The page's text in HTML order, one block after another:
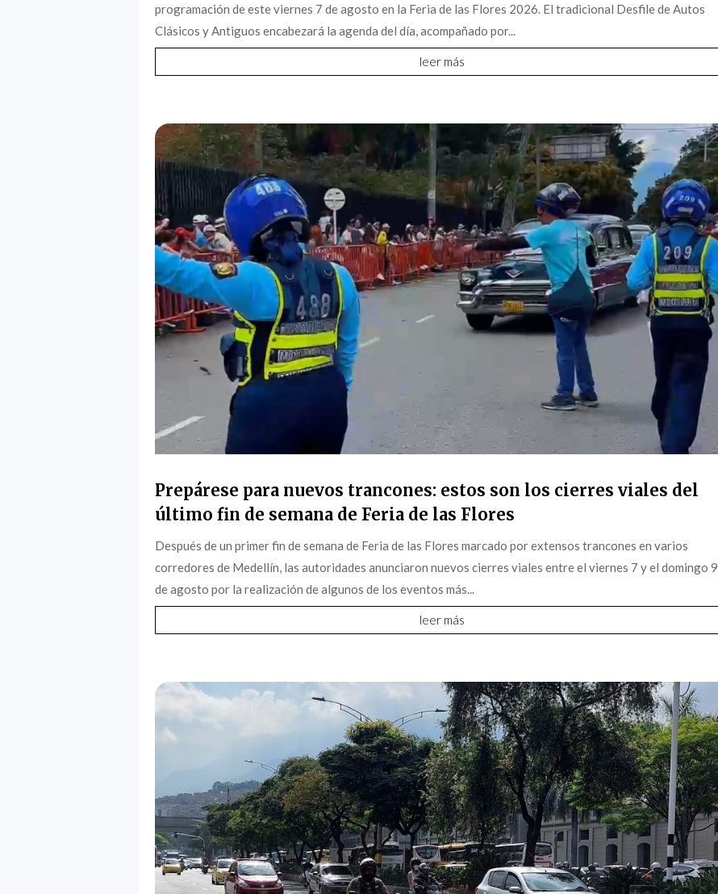
programación de este viernes 7 de agosto en la Feria de las Flores 2026. El tradicional Desfile de Autos
Clásicos y Antiguos encabezará la agenda del día, acompañado por...
leer más
Prepárese para nuevos trancones: estos son los cierres viales del
último fin de semana de Feria de las Flores
Después de un primer fin de semana de Feria de las Flores marcado por extensos trancones en varios
corredores de Medellín, las autoridades anunciaron nuevos cierres viales entre el viernes 7 y el domingo 9
de agosto por la realización de algunos de los eventos más...
leer más